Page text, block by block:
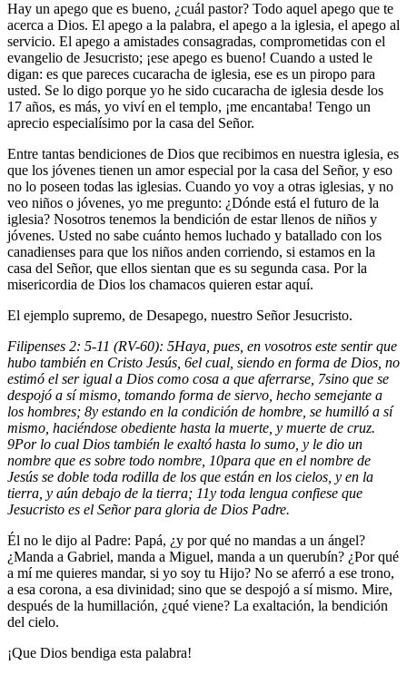
Hay un apego que es bueno, ¿cuál pastor? Todo aquel apego que te
acerca a Dios. El apego a la palabra, el apego a la iglesia, el apego al
servicio. El apego a amistades consagradas, comprometidas con el
evangelio de Jesucristo; ¡ese apego es bueno! Cuando a usted le
digan: es que pareces cucaracha de iglesia, ese es un piropo para
usted. Se lo digo porque yo he sido cucaracha de iglesia desde los
17 años, es más, yo viví en el templo, ¡me encantaba! Tengo un
aprecio especialísimo por la casa del Señor.
Entre tantas bendiciones de Dios que recibimos en nuestra iglesia, es
que los jóvenes tienen un amor especial por la casa del Señor, y eso
no lo poseen todas las iglesias. Cuando yo voy a otras iglesias, y no
veo niños o jóvenes, yo me pregunto: ¿Dónde está el futuro de la
iglesia? Nosotros tenemos la bendición de estar llenos de niños y
jóvenes. Usted no sabe cuánto hemos luchado y batallado con los
canadienses para que los niños anden corriendo, si estamos en la
casa del Señor, que ellos sientan que es su segunda casa. Por la
misericordia de Dios los chamacos quieren estar aquí.
El ejemplo supremo, de Desapego, nuestro Señor Jesucristo.
Filipenses 2: 5-11 (RV-60): 5Haya, pues, en vosotros este sentir que
hubo también en Cristo Jesús, 6el cual, siendo en forma de Dios, no
estimó el ser igual a Dios como cosa a que aferrarse, 7sino que se
despojó a sí mismo, tomando forma de siervo, hecho semejante a
los hombres; 8y estando en la condición de hombre, se humilló a sí
mismo, haciéndose obediente hasta la muerte, y muerte de cruz.
9Por lo cual Dios también le exaltó hasta lo sumo, y le dio un
nombre que es sobre todo nombre, 10para que en el nombre de
Jesús se doble toda rodilla de los que están en los cielos, y en la
tierra, y aún debajo de la tierra; 11y toda lengua confiese que
Jesucristo es el Señor para gloria de Dios Padre.
Él no le dijo al Padre: Papá, ¿y por qué no mandas a un ángel?
¿Manda a Gabriel, manda a Miguel, manda a un querubín? ¿Por qué
a mí me quieres mandar, si yo soy tu Hijo? No se aferró a ese trono,
a esa corona, a esa divinidad; sino que se despojó a sí mismo. Mire,
después de la humillación, ¿qué viene? La exaltación, la bendición
del cielo.
¡Que Dios bendiga esta palabra!